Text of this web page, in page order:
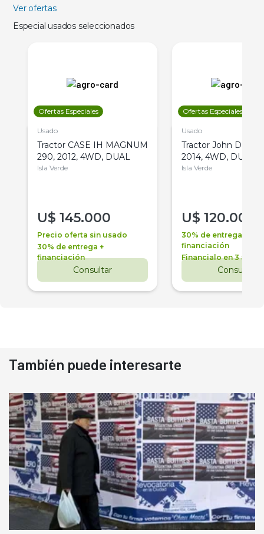
Ver ofertas
Especial usados seleccionados
Ofertas Especiales
Usado
Tractor CASE IH MAGNUM
290, 2012, 4WD, DUAL
Isla Verde
U$ 145.000
Precio oferta sin usado
30% de entrega +
financiación
Consultar
Ofertas Especiales
Usado
Tractor John Deere
2014, 4WD, DUAL
Isla Verde
U$ 120.000
30% de entrega +
financiación
Financialo en 3 años
Consultar
También puede interesarte